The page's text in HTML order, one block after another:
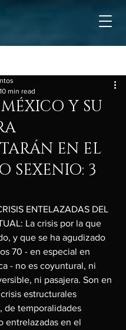
Y SU
EN EL
SEXENIO: 3
10 min read
ENTELAZADAS DEL
La crisis por la que
y que se ha agudizado
70 - en especial en
- no es coyuntural, ni
ni pasajera. Son en
estructurales
de temporalidades
entrelazadas en el